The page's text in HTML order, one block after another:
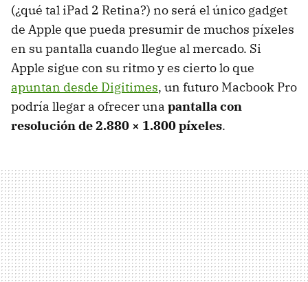
(¿qué tal iPad 2 Retina?) no será el único gadget
de Apple que pueda presumir de muchos píxeles
en su pantalla cuando llegue al mercado. Si
Apple sigue con su ritmo y es cierto lo que
apuntan desde Digitimes, un futuro Macbook Pro
podría llegar a ofrecer una pantalla con
resolución de 2.880 × 1.800 píxeles.